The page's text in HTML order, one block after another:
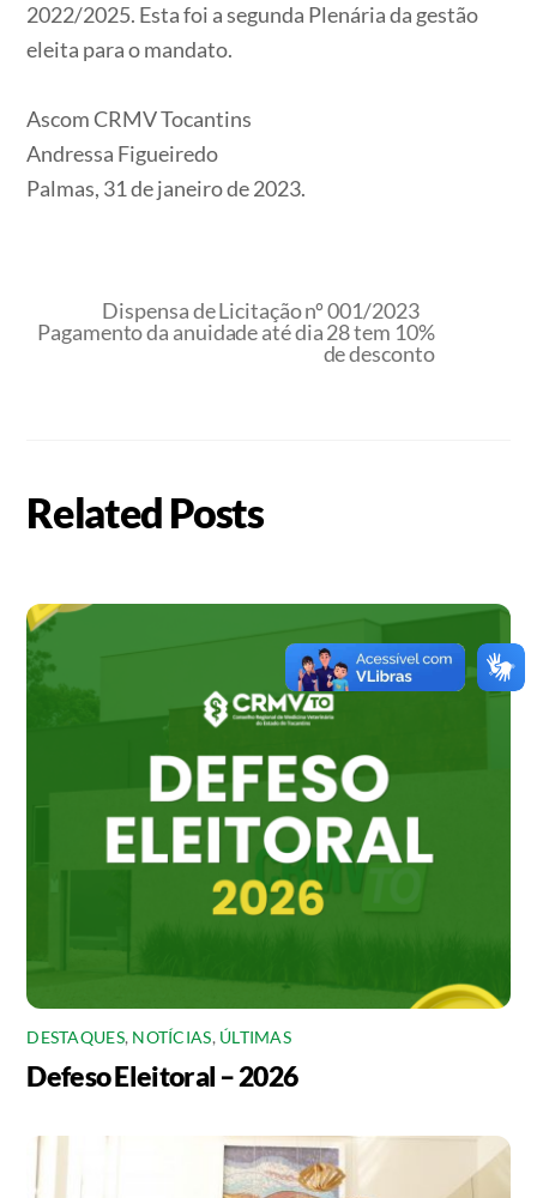
2022/2025. Esta foi a segunda Plenária da gestão
eleita para o mandato.
Ascom CRMV Tocantins
Andressa Figueiredo
Palmas, 31 de janeiro de 2023.
Dispensa de Licitação nº 001/2023
Pagamento da anuidade até dia 28 tem 10%
de desconto
Related Posts
DESTAQUES, NOTÍCIAS, ÚLTIMAS
Defeso Eleitoral – 2026